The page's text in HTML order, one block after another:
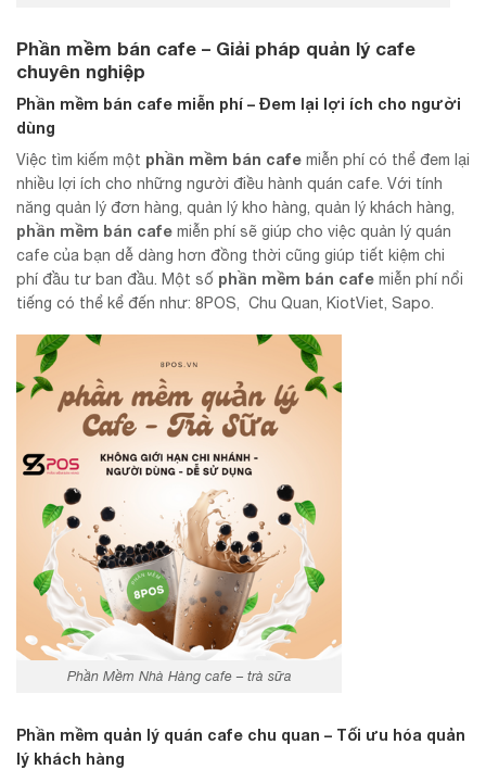
Phần mềm bán cafe – Giải pháp quản lý cafe
chuyên nghiệp
Phần mềm bán cafe miễn phí – Đem lại lợi ích cho người
dùng
Việc tìm kiếm một phần mềm bán cafe miễn phí có thể đem lại
nhiều lợi ích cho những người điều hành quán cafe. Với tính
năng quản lý đơn hàng, quản lý kho hàng, quản lý khách hàng,
phần mềm bán cafe miễn phí sẽ giúp cho việc quản lý quán
cafe của bạn dễ dàng hơn đồng thời cũng giúp tiết kiệm chi
phí đầu tư ban đầu. Một số phần mềm bán cafe miễn phí nổi
tiếng có thể kể đến như: 8POS, Chu Quan, KiotViet, Sapo.
Phần Mềm Nhà Hàng cafe – trà sữa
Phần mềm quản lý quán cafe chu quan – Tối ưu hóa quản
lý khách hàng